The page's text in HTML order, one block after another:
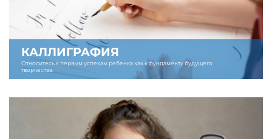
КАЛЛИГРАФИЯ
Относитесь к первым успехам ребенка как к фундаменту будущего
творчества.